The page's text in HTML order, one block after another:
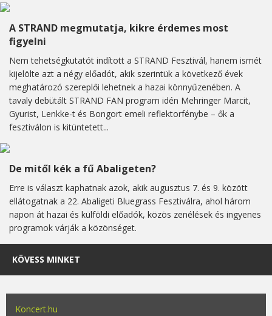
A STRAND megmutatja, kikre érdemes most
figyelni
Nem tehetségkutatót indított a STRAND Fesztivál, hanem ismét
kijelölte azt a négy előadót, akik szerintük a következő évek
meghatározó szereplői lehetnek a hazai könnyűzenében. A
tavaly debütált STRAND FAN program idén Mehringer Marcit,
Gyurist, Lenkke-t és Bongort emeli reflektorfénybe – ők a
fesztiválon is kitüntetett...
De mitől kék a fű Abaligeten?
Erre is választ kaphatnak azok, akik augusztus 7. és 9. között
ellátogatnak a 22. Abaligeti Bluegrass Fesztiválra, ahol három
napon át hazai és külföldi előadók, közös zenélések és ingyenes
programok várják a közönséget.
KÖVESS MINKET
Koncert.hu